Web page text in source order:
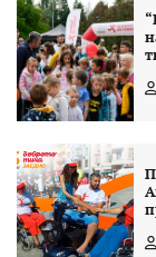
на
страници